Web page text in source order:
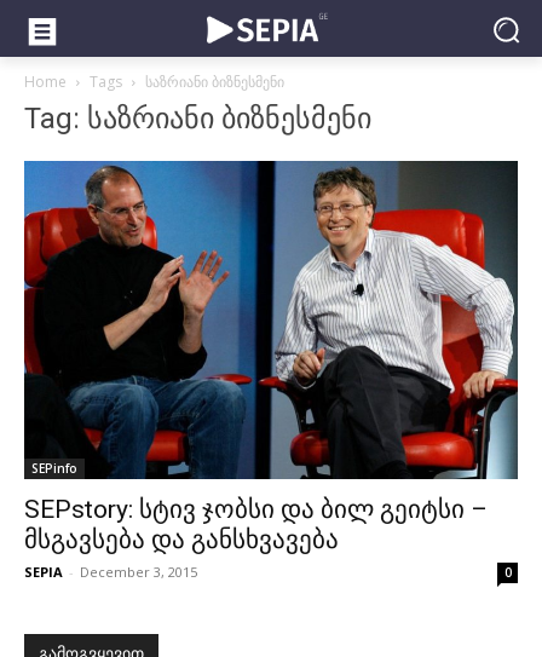
Home Tags საზრიანი ბიზნესმენი
Tag: საზრიანი ბიზნესმენი
SEPinfo
SEPstory: სტივ ჯობსი და ბილ გეიტსი –
მსგავსება და განსხვავება
SEPIA - December 3, 2015 0